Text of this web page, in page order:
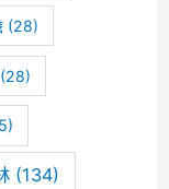
(28)
(28)
(134)